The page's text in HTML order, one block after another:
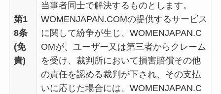
第1
8条
(免
責)
当事者同士で解決するものとします。
WOMENJAPAN.COMの提供するサービス
に関して紛争が生じ、WOMENJAPAN.C
OMが、ユーザー又は第三者からクレーム
を受け、裁判所において損害賠償その他
の責任を認める裁判が下され、その支払
いに応じた場合には、WOMENJAPAN.C